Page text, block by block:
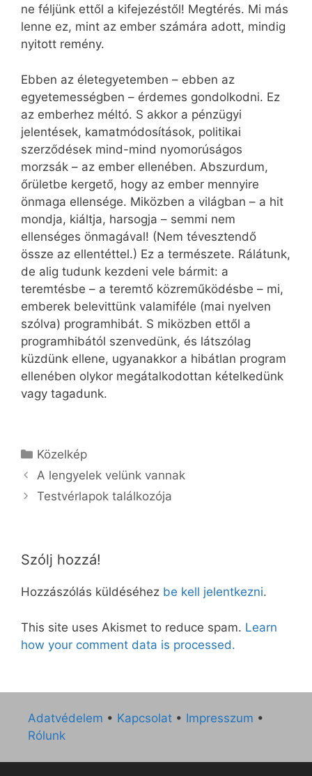
ne féljünk ettől a kifejezéstől! Megtérés. Mi más
lenne ez, mint az ember számára adott, mindig
nyitott remény.
Ebben az életegyetemben – ebben az
egyetemességben – érdemes gondolkodni. Ez
az emberhez méltó. S akkor a pénzügyi
jelentések, kamatmódosítások, politikai
szerződések mind-mind nyomorúságos
morzsák – az ember ellenében. Abszurdum,
őrületbe kergető, hogy az ember mennyire
önmaga ellensége. Miközben a világban – a hit
mondja, kiáltja, harsogja – semmi nem
ellenséges önmagával! (Nem tévesztendő
össze az ellentéttel.) Ez a természete. Rálátunk,
de alig tudunk kezdeni vele bármit: a
teremtésbe – a teremtő közreműködésbe – mi,
emberek belevittünk valamiféle (mai nyelven
szólva) programhibát. S miközben ettől a
programhibától szenvedünk, és látszólag
küzdünk ellene, ugyanakkor a hibátlan program
ellenében olykor megátalkodottan kételkedünk
vagy tagadunk.
Kategória
Közelkép
A lengyelek velünk vannak
Testvérlapok találkozója
Szólj hozzá!
Hozzászólás küldéséhez be kell jelentkezni.
This site uses Akismet to reduce spam. Learn
how your comment data is processed.
Adatvédelem • Kapcsolat • Impresszum •
Rólunk